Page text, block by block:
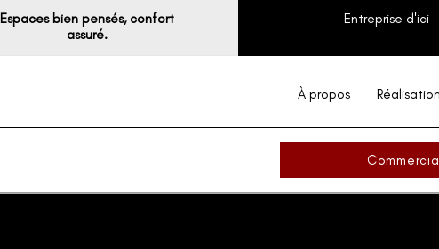
Espaces bien pensés, confort
assuré.
Entreprise d'ici
À propos